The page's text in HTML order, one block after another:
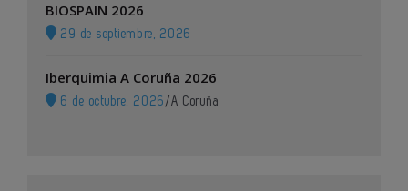
BIOSPAIN 2026
29 de septiembre, 2026
Iberquimia A Coruña 2026
6 de octubre, 2026 /A Coruña